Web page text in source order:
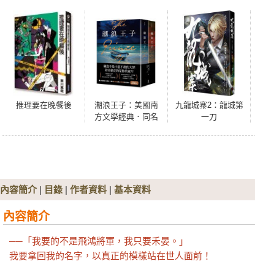
推理要在晚餐後
潮浪王子：美國南
方文學經典．同名
九龍城寨2：龍城第
一刀
內容簡介| 目錄 | 作者資料 | 基本資料
內容簡介
──「我要的不是飛鴻將軍，我只要禾晏。」
我要拿回我的名字，以真正的模樣站在世人面前！